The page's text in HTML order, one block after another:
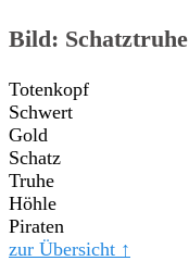
Bild: Schatztruhe
Totenkopf
Schwert
Gold
Schatz
Truhe
Höhle
Piraten
zur Übersicht ↑